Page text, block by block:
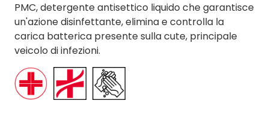
PMC, detergente antisettico liquido che garantisce
un'azione disinfettante, elimina e controlla la
carica batterica presente sulla cute, principale
veicolo di infezioni.